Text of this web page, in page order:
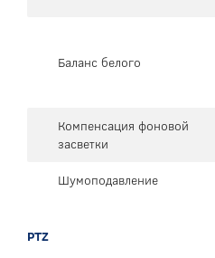
Баланс белого
Компенсация фоновой
засветки
Шумоподавление
PTZ